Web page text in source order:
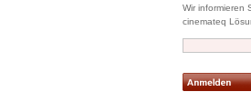
Wir informieren
cinemateq